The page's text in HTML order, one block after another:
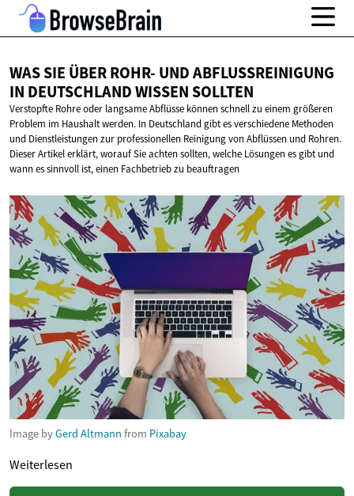
WAS SIE ÜBER ROHR- UND ABFLUSSREINIGUNG
IN DEUTSCHLANDWISSEN SOLLTEN
Verstopfte Rohre oder langsame Abflüsse können schnell zu einem größeren
Problem im Haushalt werden. In Deutschland gibt es verschiedene Methoden
und Dienstleistungen zur professionellen Reinigung von Abflüssen und Rohren.
Dieser Artikel erklärt, worauf Sie achten sollten, welche Lösungen es gibt und
wann es sinnvoll ist, einen Fachbetrieb zu beauftragen
Image byGerd Altmann from Pixabay
Weiterlesen